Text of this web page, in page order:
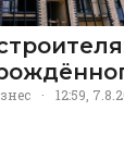
· 12:59,